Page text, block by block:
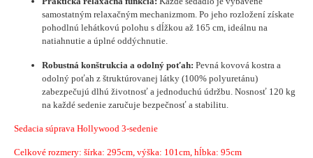
samostatným relaxačným mechanizmom. Po jeho rozložení získate
pohodlnú lehátkovú polohu s dĺžkou až 165 cm, ideálnu na
natiahnutie a úplné oddýchnutie.
Robustná konštrukcia a odolný poťah: Pevná kovová kostra a
odolný poťah z štruktúrovanej látky (100% polyuretánu)
zabezpečujú dlhú životnosť a jednoduchú údržbu. Nosnosť 120 kg
na každé sedenie zaručuje bezpečnosť a stabilitu.
Sedacia súprava Hollywood 3-sedenie
Celkové rozmery: šírka: 295cm, výška: 101cm, hĺbka: 95cm